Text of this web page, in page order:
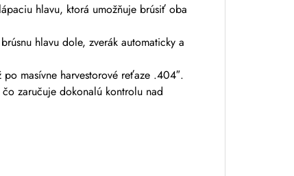
hlavu, ktorá umožňuje brúsiť oba
hlavu dole, zverák automaticky a
masívne harvestorové reťaze .404″.
zaručuje dokonalú kontrolu nad